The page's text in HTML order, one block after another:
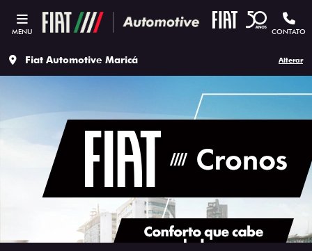
MENU CONTATO
Fiat Automotive Maricá Alterar